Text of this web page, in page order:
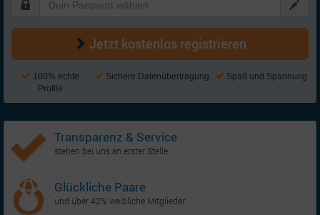
Jetzt kostenlos registrieren
100% echte
Profile
Sichere Datenübertragung Spaß und Spannung
Transparenz & Service
stehen bei uns an erster Stelle.
Glückliche Paare
und über 42% weibliche Mitglieder.